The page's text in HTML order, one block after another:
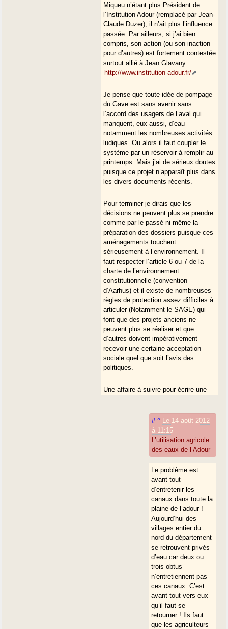
Miqueu n’étant plus Président de
l’Institution Adour (remplacé par Jean-
Claude Duzer), il n’ait plus l’influence
passée. Par ailleurs, si j’ai bien
compris, son action (ou son inaction
pour d’autres) est fortement contestée
surtout allié à Jean Glavany.
http://www.institution-adour.fr/
Je pense que toute idée de pompage
du Gave est sans avenir sans
l’accord des usagers de l’aval qui
manquent, eux aussi, d’eau
notamment les nombreuses activités
ludiques. Ou alors il faut coupler le
système par un réservoir à remplir au
printemps. Mais j’ai de sérieux doutes
puisque ce projet n’apparaît plus dans
les divers documents récents.
Pour terminer je dirais que les
décisions ne peuvent plus se prendre
comme par le passé ni même la
préparation des dossiers puisque ces
aménagements touchent
sérieusement à l’environnement. Il
faut respecter l’article 6 ou 7 de la
charte de l’environnement
constitutionnelle (convention
d’Aarhus) et il existe de nombreuses
règles de protection assez difficiles à
articuler (Notamment le SAGE) qui
font que des projets anciens ne
peuvent plus se réaliser et que
d’autres doivent impérativement
recevoir une certaine acceptation
sociale quel que soit l’avis des
politiques.
Une affaire à suivre pour écrire une
# ^
Le 14 août 2012
à 11:15
L’utilisation agricole
des eaux de l’Adour
Le problème est
avant tout
d’entretenir les
canaux dans toute la
plaine de l’adour !
Aujourd’hui des
villages entier du
nord du département
se retrouvent privés
d’eau car deux ou
trois obtus
n’entretiennent pas
ces canaux. C’est
avant tout vers eux
qu’il faut se
retourner ! Ils faut
que les agriculteurs